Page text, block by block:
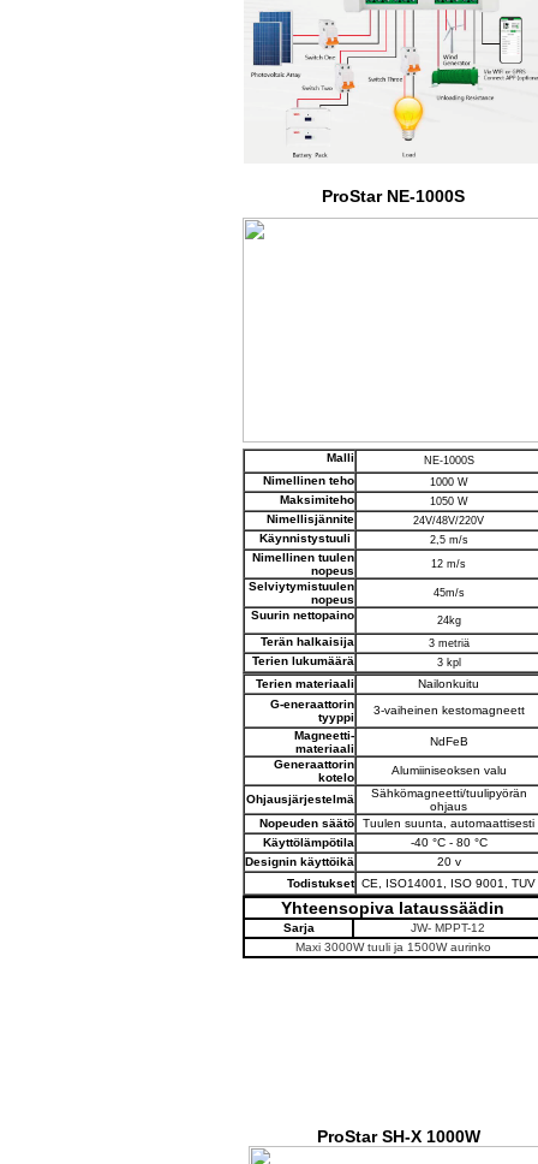
ProStar NE-1000S
Malli NE-1000S
Nimellinen teho 1000 W
Maksimiteho 1050 W
Nimellisjännite 24V/48V/220V
Käynnistystuuli 2,5 m/s
Nimellinen tuulen
nopeus
12 m/s
Selviytymistuulen
nopeus
45m/s
Suurin nettopaino 24kg
Terän halkaisija 3 metriä
Terien lukumäärä 3 kpl
Terien materiaali
Nailonkuitu
G-eneraattorin
tyyppi
3-vaiheinen kestomagneett
Magneetti-
materiaali
NdFeB
Generaattorin
kotelo
Alumiiniseoksen valu
Ohjausjärjestelmä
Sähkömagneetti/tuulipyörän
ohjaus
Nopeuden säätö
Tuulen suunta, automaattisesti
Käyttölämpötila
-40 °C - 80 °C
Designin käyttöikä
20 v
Todistukset CE, ISO14001, ISO 9001, TUV
Yhteensopiva lataussäädin
Sarja
JW- MPPT-12
Maxi 3000W tuuli ja 1500W aurinko
ProStar SH-X 1000W